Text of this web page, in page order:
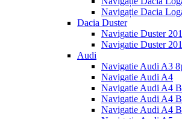
Navigație Dacia
Dacia Duster
Navigatie Duster
Navigatie Duster
Audi
Navigatie Audi A3
Navigatie Audi A4
Navigatie Audi A4
Navigatie Audi A4
Navigatie Audi A4